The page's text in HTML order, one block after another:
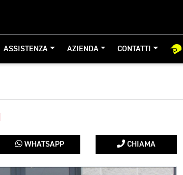
ASSISTENZA AZIENDA CONTATTI
WHATSAPP CHIAMA